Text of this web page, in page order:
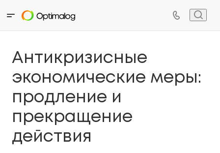
Антикризисные
экономические меры:
продление и
прекращение
действия